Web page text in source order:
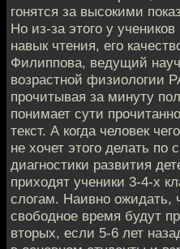
гонятся за высокими
Но из-за этого у
навык чтения, его
Филиппова, ведущий
возрастной физиологии
прочитывая за минуту
понимает сути
текст. А когда человек
не хочет этого делать
диагностики развития
приходят ученики 3-4-х
слогам. Наивно ожидать,
свободное время будут
вторых, если 5-6 лет